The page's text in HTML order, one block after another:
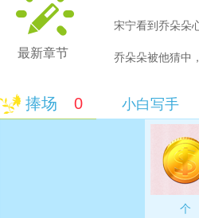
最新章节
宋宁看到乔朵朵
乔朵朵被他猜中
“我找到我妈妈了
事，跟宋宁从头到
““朵朵，如果我
捧场 0 小白写手
个